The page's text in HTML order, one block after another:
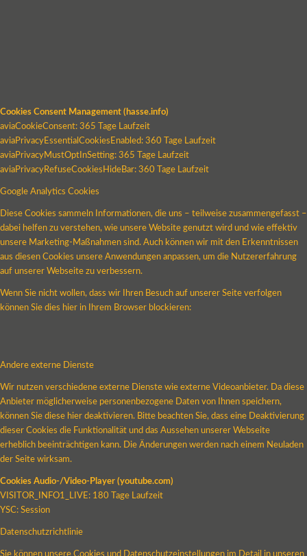
Cookies Consent Management (hasse.info)
aviaCookieConsent: 365 Tage Laufzeit
aviaPrivacyEssentialCookiesEnabled: 360 Tage Laufzeit
aviaPrivacyMustOptInSetting: 365 Tage Laufzeit
aviaPrivacyRefuseCookiesHideBar: 360 Tage Laufzeit
Google Analytics Cookies
Diese Cookies sammeln Informationen, die uns – teilweise zusammengefasst –
dabei helfen zu verstehen, wie unsere Website genutzt wird und wie effektiv
unsere Marketing-Maßnahmen sind. Auch können wir mit den Erkenntnissen
aus diesen Cookies unsere Anwendungen anpassen, um die Nutzererfahrung
auf unserer Webseite zu verbessern.
Wenn Sie nicht wollen, dass wir Ihren Besuch auf unserer Seite verfolgen
können Sie dies hier in Ihrem Browser blockieren:
Andere externe Dienste
Wir nutzen verschiedene externe Dienste wie externe Videoanbieter. Da diese
Anbieter möglicherweise personenbezogene Daten von Ihnen speichern,
können Sie diese hier deaktivieren. Bitte beachten Sie, dass eine Deaktivierung
dieser Cookies die Funktionalität und das Aussehen unserer Webseite
erheblich beeinträchtigen kann. Die Änderungen werden nach einem Neuladen
der Seite wirksam.
Cookies Audio-/Video-Player (youtube.com)
VISITOR_INFO1_LIVE: 180 Tage Laufzeit
YSC: Session
Datenschutzrichtlinie